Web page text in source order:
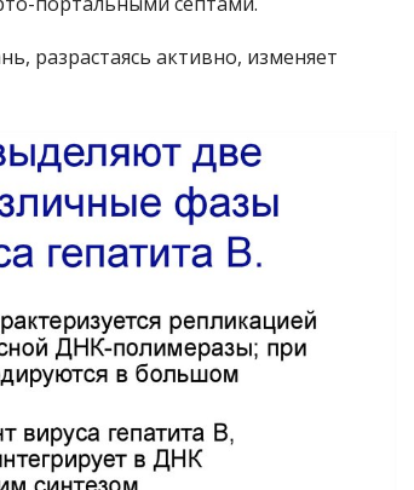
разрастаясь активно, изменяет